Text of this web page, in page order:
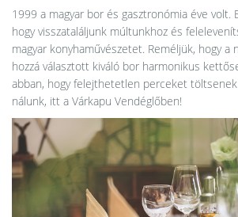
1999 a magyar bor és gasztronómia éve volt.
hogy visszataláljunk múltunkhoz és
magyar konyhaművészetet. Reméljük, hogy a
hozzá választott kiváló bor harmonikus
abban, hogy felejthetetlen perceket töltsenek
nálunk, itt a Várkapu Vendéglőben!